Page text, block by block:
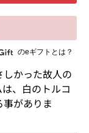
で贈るのeギフトとは？
かった故人の
、白のトルコ
がありま